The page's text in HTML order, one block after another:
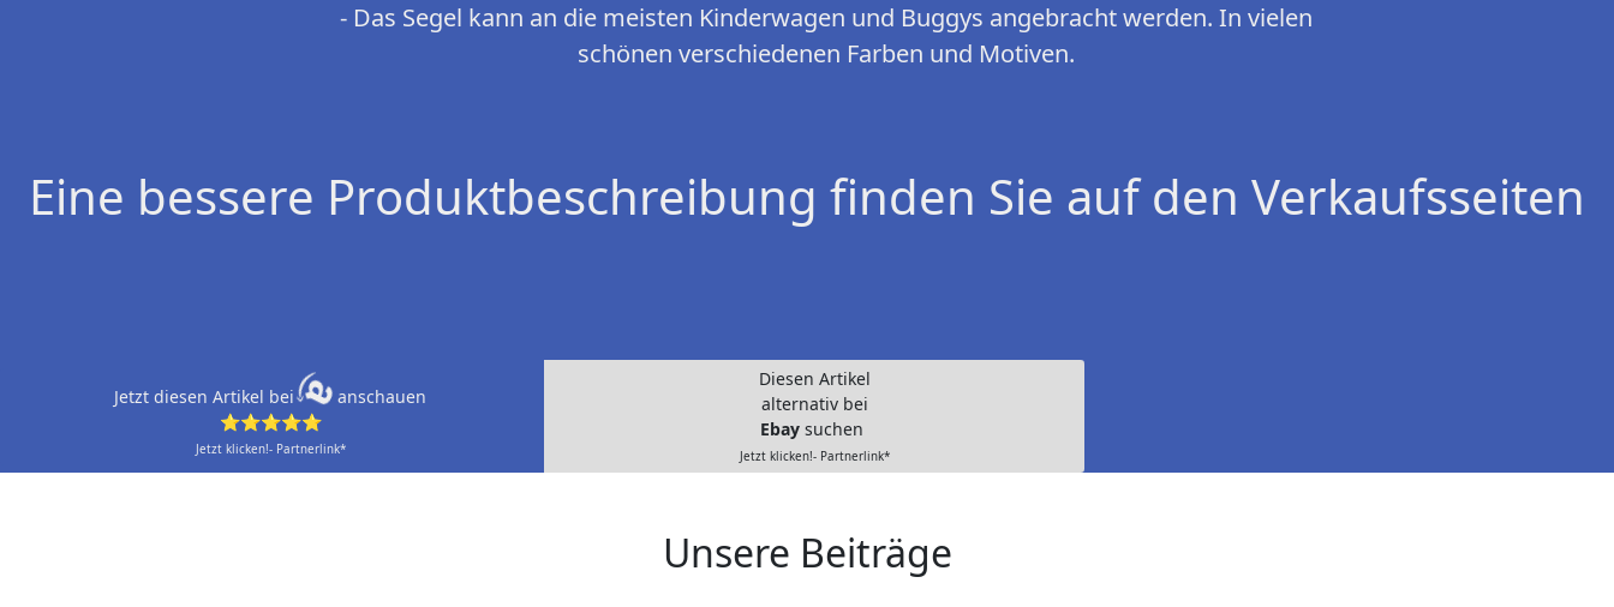
- Das Segel kann an die meisten Kinderwagen und Buggys angebracht werden. In vielen
schönen verschiedenen Farben und Motiven.
Eine bessere Produktbeschreibung finden Sie auf den Verkaufsseiten
Jetzt diesen Artikel bei
anschauen
⭐⭐⭐⭐⭐
Jetzt klicken!- Partnerlink*
Diesen Artikel
alternativ bei
Ebay suchen
Jetzt klicken!- Partnerlink*
Unsere Beiträge